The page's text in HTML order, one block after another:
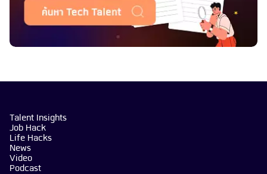
Talent Insights
Job Hack
Life Hacks
News
Video
Podcast